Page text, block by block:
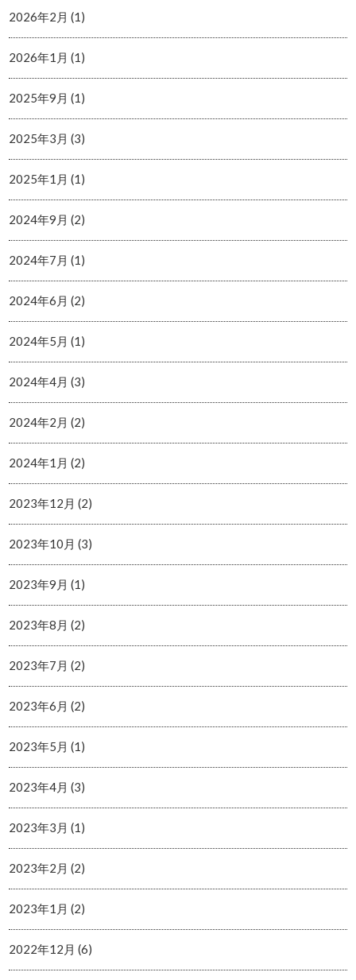
2026年2月 (1)
2026年1月 (1)
2025年9月 (1)
2025年3月 (3)
2025年1月 (1)
2024年9月 (2)
2024年7月 (1)
2024年6月 (2)
2024年5月 (1)
2024年4月 (3)
2024年2月 (2)
2024年1月 (2)
2023年12月 (2)
2023年10月 (3)
2023年9月 (1)
2023年8月 (2)
2023年7月 (2)
2023年6月 (2)
2023年5月 (1)
2023年4月 (3)
2023年3月 (1)
2023年2月 (2)
2023年1月 (2)
2022年12月 (6)